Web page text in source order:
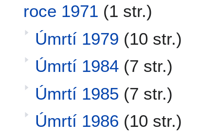
roce 1971 (1 str.)
Úmrtí 1979 (10 str.)
Úmrtí 1984 (7 str.)
Úmrtí 1985 (7 str.)
Úmrtí 1986 (10 str.)